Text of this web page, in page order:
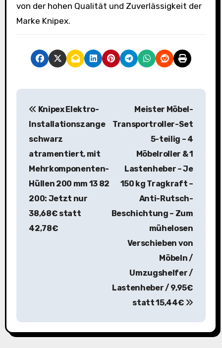
von der hohen Qualität und Zuverlässigkeit der
Marke Knipex.
B
i
g
Knipex Elektro-
Installationszange
schwarz
atramentiert, mit
Mehrkomponenten-
Hüllen 200 mm 13 82
200: Jetzt nur
38,68€ statt
42,78€
Meister Möbel-
Transportroller-Set
5-teilig – 4
Möbelroller & 1
Lastenheber – Je
150 kg Tragkraft –
Anti-Rutsch-
Beschichtung – Zum
mühelosen
Verschieben von
Möbeln /
Umzugshelfer /
Lastenheber / 9,95€
statt 15,44€